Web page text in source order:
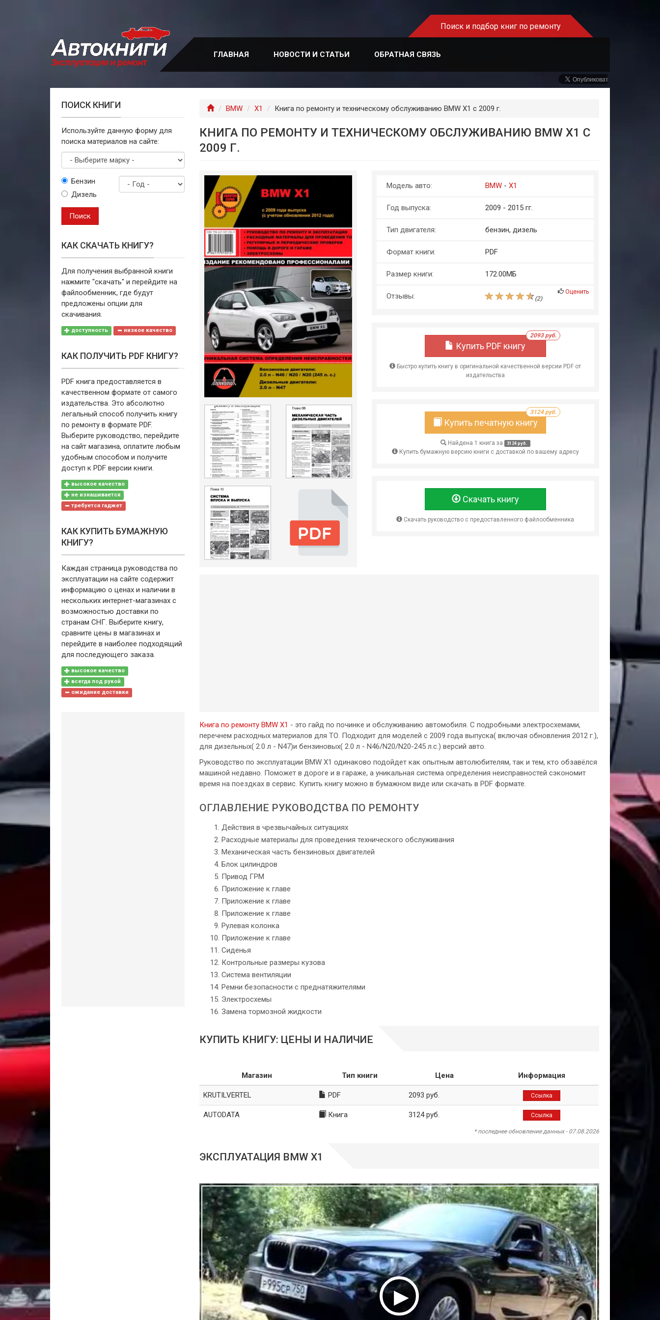
Поиск и подбор книг по ремонту
ГЛАВНАЯ НОВОСТИ И СТАТЬИ ОБРАТНАЯ СВЯЗЬ
Главная
BMW X1 Книга по ремонту и техническому обслуживанию BMW X1 с 2009 г.
КНИГА ПО РЕМОНТУ И ТЕХНИЧЕСКОМУ ОБСЛУЖИВАНИЮ BMW X1 С
2009 Г.
Модель авто: BMW -X1
Год выпуска: 2009 - 2015 гг.
Тип двигателя: бензин, дизель
Формат книги: PDF
Размер книги: 172.00МБ
Отзывы: (2)
Оценить
Купить PDF книгу
2093 руб.
Быстро купить книгу в оригинальной качественной версии PDF от
издательства
Купить печатную книгу
3124 руб.
Найдена 1 книга за 3124 руб.
Купить бумажную версию книги с доставкой по вашему адресу
Скачать книгу
Скачать руководство с предоставленного файлообменника
Книга по ремонту BMW X1 - это гайд по починке и обслуживанию автомобиля. С подробными электросхемами,
перечнем расходных материалов для ТО. Подходит для моделей с 2009 года выпуска( включая обновления 2012 г.),
для дизельных( 2.0 л - N47)и бензиновых( 2.0 л - N46/N20/N20-245 л.с.) версий авто.
Руководство по эксплуатации BMW X1 одинаково подойдет как опытным автолюбителям, так и тем, кто обзавёлся
машиной недавно. Поможет в дороге и в гараже, а уникальная система определения неисправностей сэкономит
время на поездках в сервис. Купить книгу можно в бумажном виде или скачать в PDF формате.
ОГЛАВЛЕНИЕ РУКОВОДСТВА ПО РЕМОНТУ
Действия в чрезвычайных ситуациях
Расходные материалы для проведения технического обслуживания
Механическая часть бензиновых двигателей
Блок цилиндров
Привод ГРМ
Приложение к главе
Приложение к главе
Приложение к главе
Рулевая колонка
Приложение к главе
Сиденья
Контрольные размеры кузова
Система вентиляции
Ремни безопасности с преднатяжителями
Электросхемы
Замена тормозной жидкости
КУПИТЬ КНИГУ: ЦЕНЫ И НАЛИЧИЕ
Магазин Тип книги Цена Информация
KRUTILVERTEL PDF 2093 руб. Ссылка
AUTODATA Книга 3124 руб. Ссылка
* последнее обновление данных - 07.08.2026
ЭКСПЛУАТАЦИЯ BMW X1
ПОИСК КНИГИ
Используйте данную форму для
поиска материалов на сайте:
маркуБензин
Дизель
Поиск
КАК СКАЧАТЬ КНИГУ?
Для получения выбранной книги
нажмите "скачать" и перейдите на
файлообменник, где будут
предложены опции для
скачивания.
доступность низкое качество
КАК ПОЛУЧИТЬ PDF КНИГУ?
PDF книга предоставляется в
качественном формате от самого
издательства. Это абсолютно
легальный способ получить книгу
по ремонту в формате PDF.
Выберите руководство, перейдите
на сайт магазина, оплатите любым
удобным способом и получите
доступ к PDF версии книги.
высокое качество
не изнашивается
требуется гаджет
КАК КУПИТЬ БУМАЖНУЮ
КНИГУ?
Каждая страница руководства по
эксплуатации на сайте содержит
информацию о ценах и наличии в
нескольких интернет-магазинах с
возможностью доставки по
странам СНГ. Выберите книгу,
сравните цены в магазинах и
перейдите в наиболее подходящий
для последующего заказа.
высокое качество
всегда под рукой
ожидание доставки